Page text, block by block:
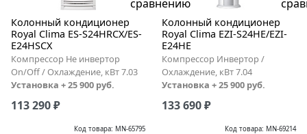
Колонный кондиционер
Royal Clima ES-S24HRCX/ES-
E24HSCX
Компрессор Не инвертор
On/Off / Охлаждение, кВт 7.03
Установка + 25 900 руб.
113 290 ₽
Колонный кондиционер
Royal Clima EZI-S24HE/EZI-
E24HE
Компрессор Инвертор /
Охлаждение, кВт 7.04
Установка + 25 900 руб.
133 690 ₽
Код товара: MN-65795 Код товара: MN-69214